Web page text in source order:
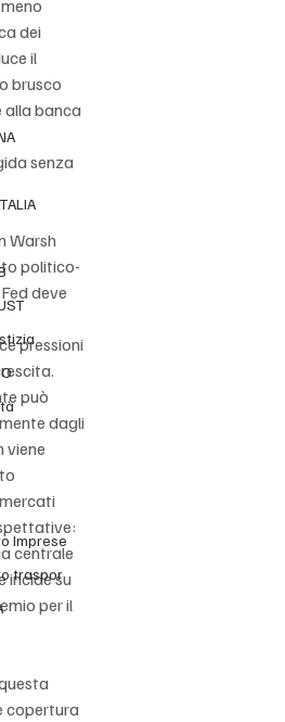
Imprese
traspor
dei
il
brusco
alla banca
senza
Warsh
politico-
deve
pressioni
può
dagli
viene
centrale
incide su
per il
copertura